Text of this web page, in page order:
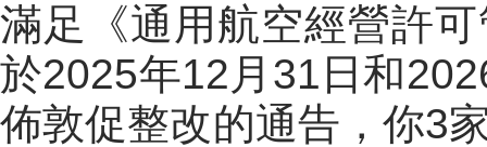
滿足《通用航空經營許
於2025年12月31日和
佈敦促整改的通告，你3